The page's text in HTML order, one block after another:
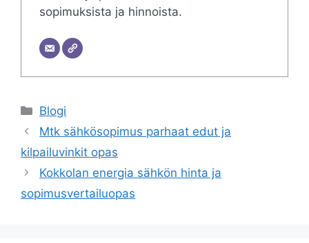
sopimuksista ja hinnoista.
Categories
Blogi
Mtk sähkösopimus parhaat edut ja
kilpailuvinkit opas
Kokkolan energia sähkön hinta ja
sopimusvertailuopas